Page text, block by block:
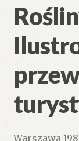
Warszawa